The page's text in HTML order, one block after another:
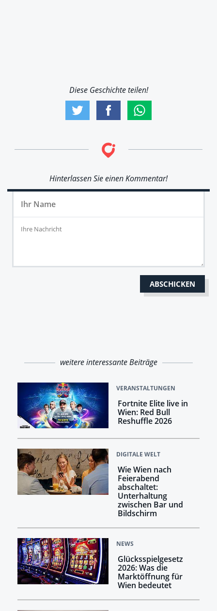
Diese Geschichte teilen!
Hinterlassen Sie einen Kommentar!
weitere interessante Beiträge
VERANSTALTUNGEN
Fortnite Elite live in
Wien: Red Bull
Reshuffle 2026
DIGITALE WELT
Wie Wien nach
Feierabend
abschaltet:
Unterhaltung
zwischen Bar und
Bildschirm
NEWS
Glücksspielgesetz
2026: Was die
Marktöffnung für
Wien bedeutet